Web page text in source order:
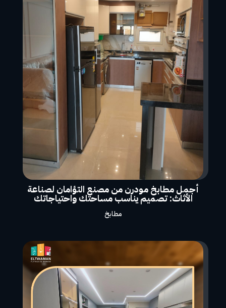
أجمل مطابخ مودرن من مصنع التؤامان لصناعة
الأثاث: تصميم يناسب مساحتك واحتياجاتك
مطابخ